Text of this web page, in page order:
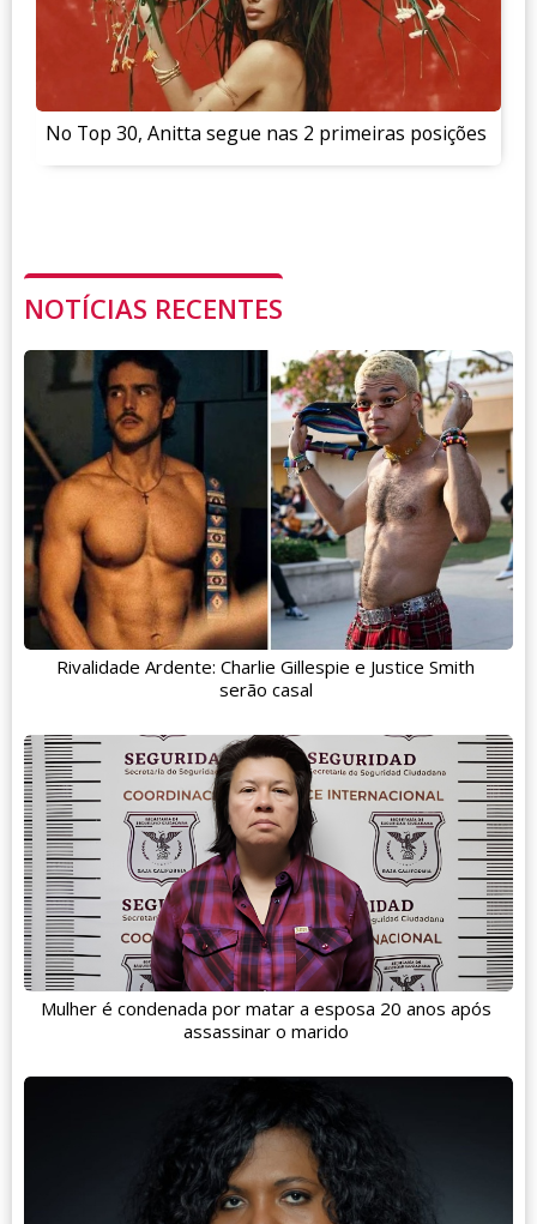
No Top 30, Anitta segue nas 2 primeiras posições
NOTÍCIAS RECENTES
Rivalidade Ardente: Charlie Gillespie e Justice Smith
serão casal
Mulher é condenada por matar a esposa 20 anos após
assassinar o marido